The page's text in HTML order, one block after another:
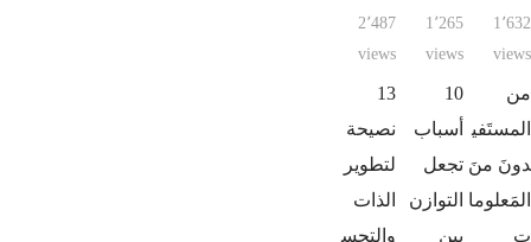
1٬632
views
من
المستَفي
دونَ منَ
المَعلوما
ت
1٬265
views
10
أسباب
تجعل
التوازن
بين
2٬487
views
13
نصيحة
لتطوير
الذات
والتحس